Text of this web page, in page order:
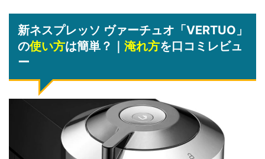
新ネスプレッソ ヴァーチュオ「VERTUO」
の使い方は簡単？｜ 淹れ方を口コミレビュ
ー